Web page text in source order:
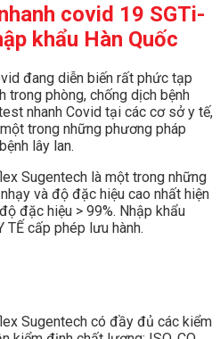
covid 19 SGTi-
khẩu Hàn Quốc
đang diễn biến rất phức tạp
trong phòng, chống dịch bệnh
nhanh Covid tại các cơ sở y tế,
trong những phương pháp
lây lan.
Sugentech là một trong những
và độ đặc hiệu cao nhất hiện
đặc hiệu > 99%. Nhập khẩu
TẾ cấp phép lưu hành.
Sugentech có đầy đủ các kiểm